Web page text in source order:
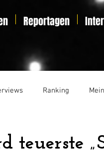
Reportagen
Ranking
teuerste